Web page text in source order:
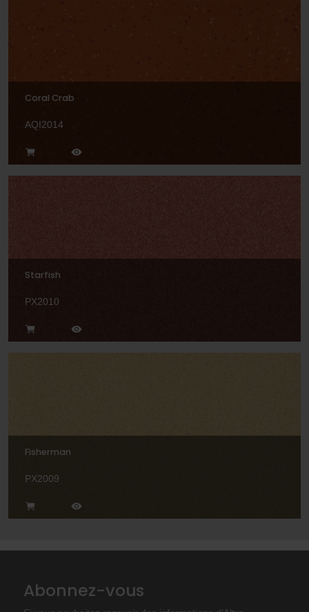
Coral Crab
AQI2014
Starfish
PX2010
Fisherman
PX2009
Abonnez-vous